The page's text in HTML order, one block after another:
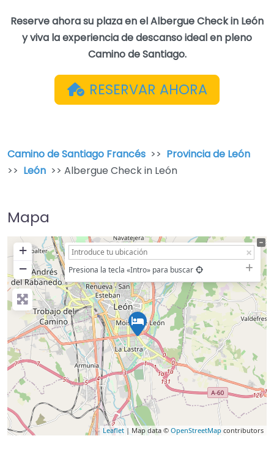
Reserve ahora su plaza en el Albergue Check in León
y viva la experiencia de descanso ideal en pleno
Camino de Santiago.
RESERVAR AHORA
Camino de Santiago Francés >> Provincia de León
>> León >> Albergue Check in León
Mapa
+
−
Presiona la tecla «Intro» para buscar
Leaflet | Map data © OpenStreetMap contributors